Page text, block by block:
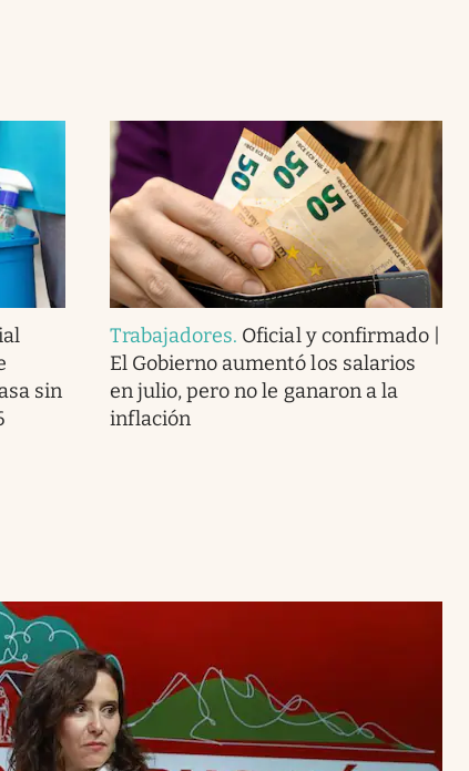
sin
Trabajadores. Oficial y confirmado |
El Gobierno aumentó los salarios
en julio, pero no le ganaron a la
inflación